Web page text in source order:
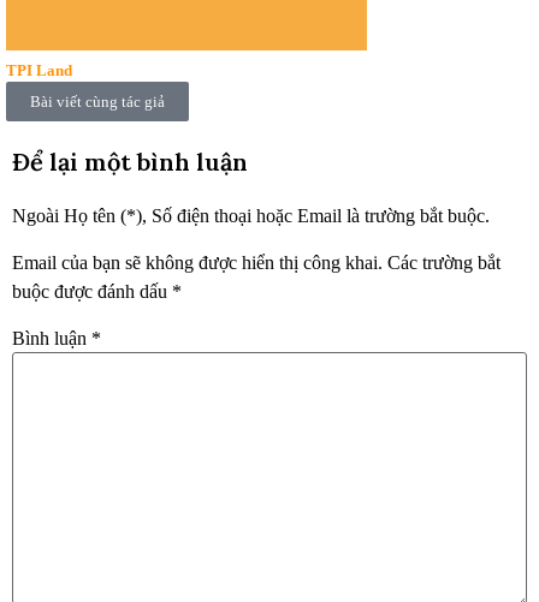
TPI Land
Bài viết cùng tác giả
Để lại một bình luận
Ngoài Họ tên (*), Số điện thoại hoặc Email là trường bắt buộc.
Email của bạn sẽ không được hiển thị công khai. Các trường bắt
buộc được đánh dấu *
Bình luận *